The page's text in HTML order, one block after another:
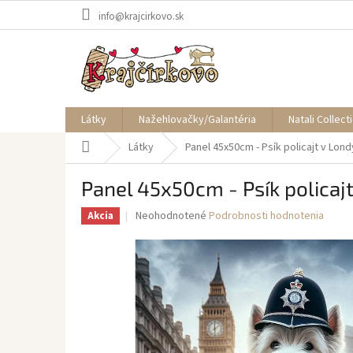
info@krajcirkovo.sk
Látky Nažehlovačky/Galantéria Natali
DomovLátky Panel 45x50cm - Psík policajt v
Panel 45x50cm - Psík
Akcia
Priemerné
produktu
je
0,0
z
5
hviezdičiek.
Neohodnotené Podrobnosti hodnotenia